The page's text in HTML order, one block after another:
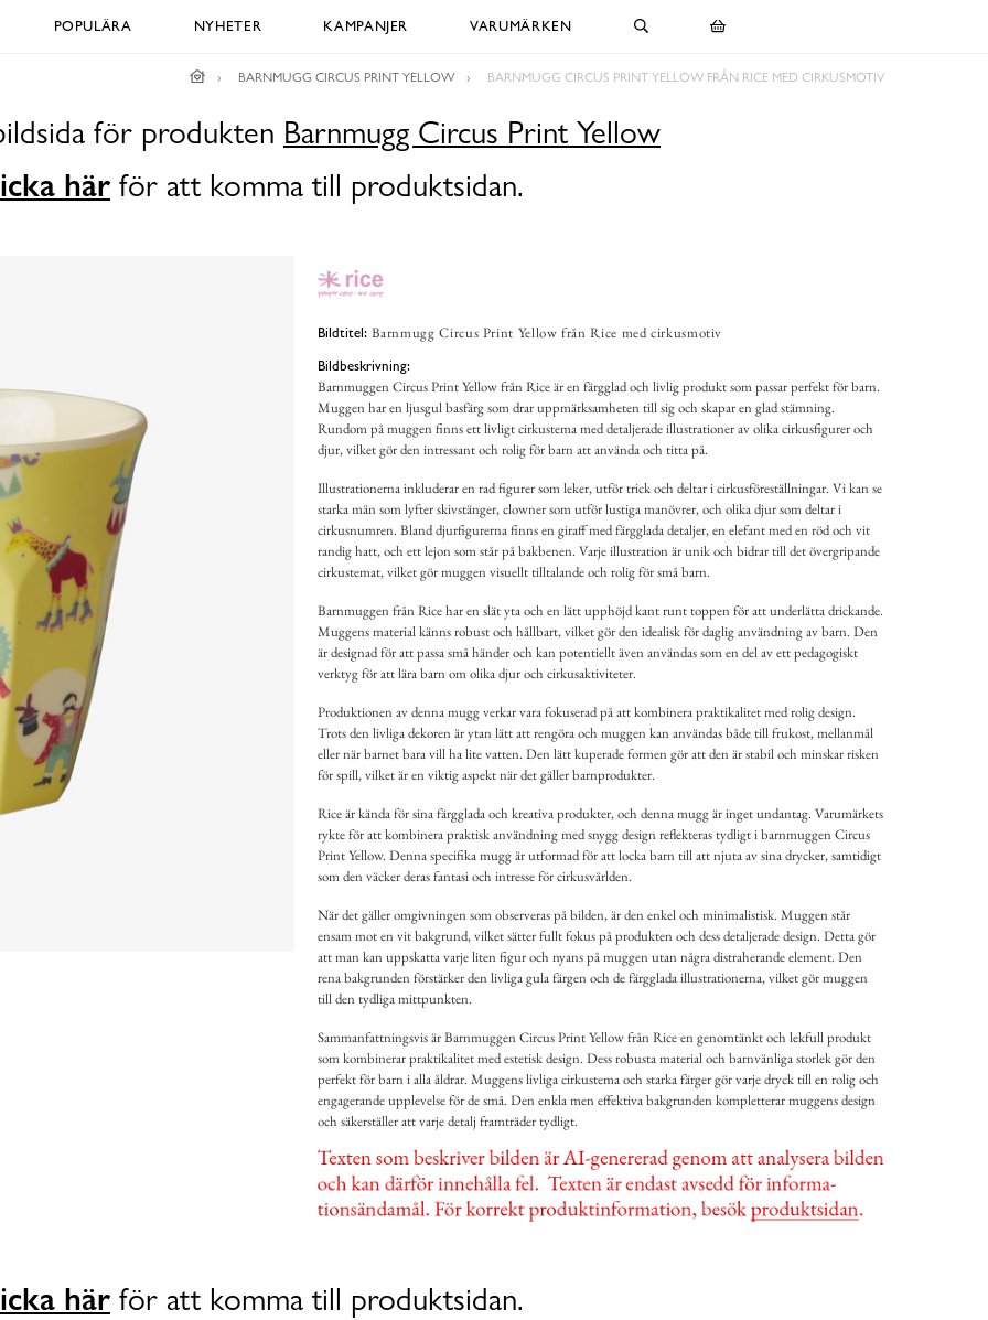
POPULÄRA NYHETER KAMPANJER VARUMÄRKEN
BARNMUGG CIRCUS PRINT YELLOW BARNMUGG CIRCUS PRINT YELLOW FRÅN RICE MED CIRKUSMOTIV
för produkten Barnmugg Circus Print Yellow
här för att komma till produktsidan.
Bildtitel: Barnmugg Circus Print Yellow från Rice med cirkusmotiv
Bildbeskrivning:
Barnmuggen Circus Print Yellow från Rice är en färgglad och livlig produkt som passar perfekt för barn.
Muggen har en ljusgul basfärg som drar uppmärksamheten till sig och skapar en glad stämning.
Rundom på muggen finns ett livligt cirkustema med detaljerade illustrationer av olika cirkusfigurer och
djur, vilket gör den intressant och rolig för barn att använda och titta på.
Illustrationerna inkluderar en rad figurer som leker, utför trick och deltar i cirkusföreställningar. Vi kan se
starka män som lyfter skivstänger, clowner som utför lustiga manövrer, och olika djur som deltar i
cirkusnumren. Bland djurfigurerna finns en giraff med färgglada detaljer, en elefant med en röd och vit
randig hatt, och ett lejon som står på bakbenen. Varje illustration är unik och bidrar till det övergripande
cirkustemat, vilket gör muggen visuellt tilltalande och rolig för små barn.
Barnmuggen från Rice har en slät yta och en lätt upphöjd kant runt toppen för att underlätta drickande.
Muggens material känns robust och hållbart, vilket gör den idealisk för daglig användning av barn. Den
är designad för att passa små händer och kan potentiellt även användas som en del av ett pedagogiskt
verktyg för att lära barn om olika djur och cirkusaktiviteter.
Produktionen av denna mugg verkar vara fokuserad på att kombinera praktikalitet med rolig design.
Trots den livliga dekoren är ytan lätt att rengöra och muggen kan användas både till frukost, mellanmål
eller när barnet bara vill ha lite vatten. Den lätt kuperade formen gör att den är stabil och minskar risken
för spill, vilket är en viktig aspekt när det gäller barnprodukter.
Rice är kända för sina färgglada och kreativa produkter, och denna mugg är inget undantag. Varumärkets
rykte för att kombinera praktisk användning med snygg design reflekteras tydligt i barnmuggen Circus
Print Yellow. Denna specifika mugg är utformad för att locka barn till att njuta av sina drycker, samtidigt
som den väcker deras fantasi och intresse för cirkusvärlden.
När det gäller omgivningen som observeras på bilden, är den enkel och minimalistisk. Muggen står
ensam mot en vit bakgrund, vilket sätter fullt fokus på produkten och dess detaljerade design. Detta gör
att man kan uppskatta varje liten figur och nyans på muggen utan några distraherande element. Den
rena bakgrunden förstärker den livliga gula färgen och de färgglada illustrationerna, vilket gör muggen
till den tydliga mittpunkten.
Sammanfattningsvis är Barnmuggen Circus Print Yellow från Rice en genomtänkt och lekfull produkt
som kombinerar praktikalitet med estetisk design. Dess robusta material och barnvänliga storlek gör den
perfekt för barn i alla åldrar. Muggens livliga cirkustema och starka färger gör varje dryck till en rolig och
engagerande upplevelse för de små. Den enkla men effektiva bakgrunden kompletterar muggens design
och säkerställer att varje detalj framträder tydligt.
här för att komma till produktsidan.